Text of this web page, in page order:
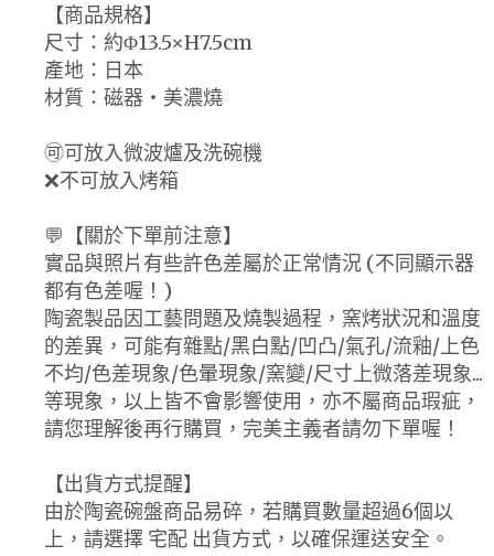
【商品規格】
尺寸：約Φ13.5×H7.5cm
產地：日本
材質：磁器・美濃燒
🉑可放入微波爐及洗碗機
❌不可放入烤箱
💬【關於下單前注意】
實品與照片有些許色差屬於正常情況 (不同顯示器
都有色差喔！)
陶瓷製品因工藝問題及燒製過程，窯烤狀況和溫度
的差異，可能有雜點/黑白點/凹凸/氣孔/流釉/上色
不均/色差現象/色暈現象/窯變/尺寸上微落差現象...
等現象，以上皆不會影響使用，亦不屬商品瑕疵，
請您理解後再行購買，完美主義者請勿下單喔！
【出貨方式提醒】
由於陶瓷碗盤商品易碎，若購買數量超過6個以
上，請選擇 宅配 出貨方式，以確保運送安全。